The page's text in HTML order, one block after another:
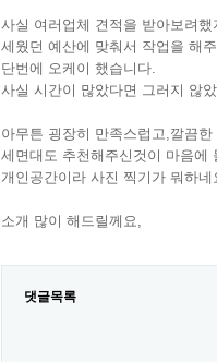
사실 여러업체 견적을 받아보려했
세웠던 예산에 맞춰서 작업을 해
단번에 오케이 했습니다.
사실 시간이 많았다면 그러지 않
아무튼 굉장히 만족스럽고,깔끔
세면대도 추천해주신것이 마음에
개인공간이라 사진 찍기가 뭐하네
소개 많이 해드릴께요,
댓글목록